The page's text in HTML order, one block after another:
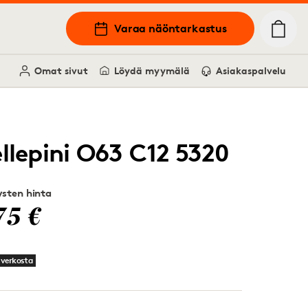
Varaa näöntarkastus
Omat sivut Löydä myymälä Asiakaspalvelu
O63 C12 5320
hinta
€